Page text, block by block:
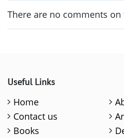
There are no comments
Useful Links
Home
Contact us
Books